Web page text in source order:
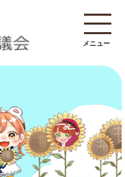
メニュー